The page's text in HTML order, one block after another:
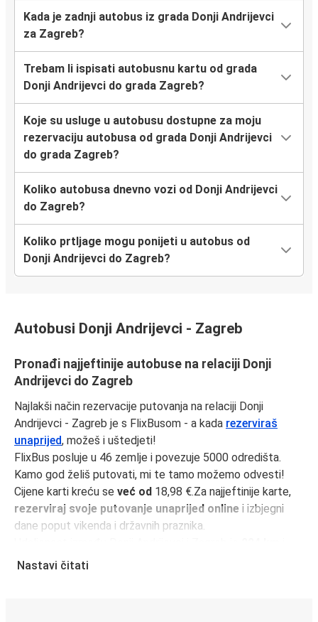
Kada je zadnji autobus iz grada Donji Andrijevci
za Zagreb?
Trebam li ispisati autobusnu kartu od grada
Donji Andrijevci do grada Zagreb?
Koje su usluge u autobusu dostupne za moju
rezervaciju autobusa od grada Donji Andrijevci
do grada Zagreb?
Koliko autobusa dnevno vozi od Donji Andrijevci
do Zagreb?
Koliko prtljage mogu ponijeti u autobus od
Donji Andrijevci do Zagreb?
Autobusi Donji Andrijevci - Zagreb
Pronađi najjeftinije autobuse na relaciji Donji
Andrijevci do Zagreb
Najlakši način rezervacije putovanja na relaciji Donji
Andrijevci - Zagreb je s FlixBusom - a kada rezerviraš
unaprijed, možeš i uštedjeti!
FlixBus posluje u 46 zemlje i povezuje 5000 odredišta.
Kamo god želiš putovati, mi te tamo možemo odvesti!
Cijene karti kreću se već od 18,98 €.Za najjeftinije karte,
rezerviraj svoje putovanje unaprijed online i izbjegni
dane poput vikenda i državnih praznika.
naša najbrža vožnja traje samo
Nastavi čitati